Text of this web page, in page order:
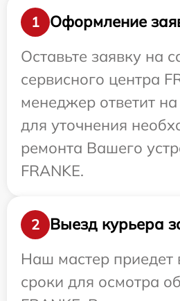
1
Оформление
Оставьте заявку на
сервисного центра
менеджер ответит
для уточнения
ремонта Вашего
FRANKE.
2
Выезд курьера
Наш мастер приедет
сроки для осмотра